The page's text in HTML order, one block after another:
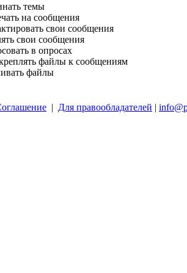
темы
на сообщения
свои сообщения
свои сообщения
в опросах
файлы к сообщениям
файлы
| Для правообладателей |